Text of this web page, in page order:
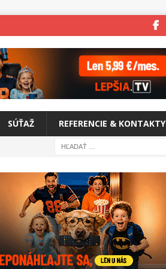
SÚŤAŽ REFERENCIE & KONTAKTY